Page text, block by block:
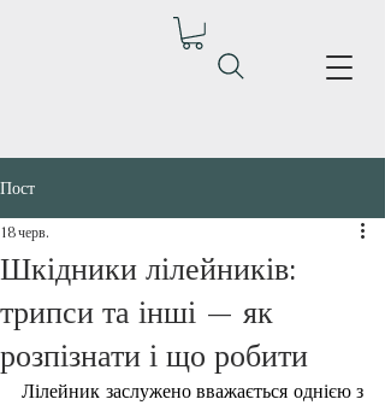
Пост
Шкідники лілейників:
трипси та інші — як
розпізнати і що робити
18 черв.
Лілейник заслужено вважається однією з